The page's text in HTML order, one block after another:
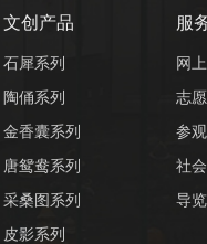
文创产品
石犀系列
陶俑系列
金香囊系列
唐鸳鸯系列
采桑图系列
皮影系列
服
网
志
参
社
导览